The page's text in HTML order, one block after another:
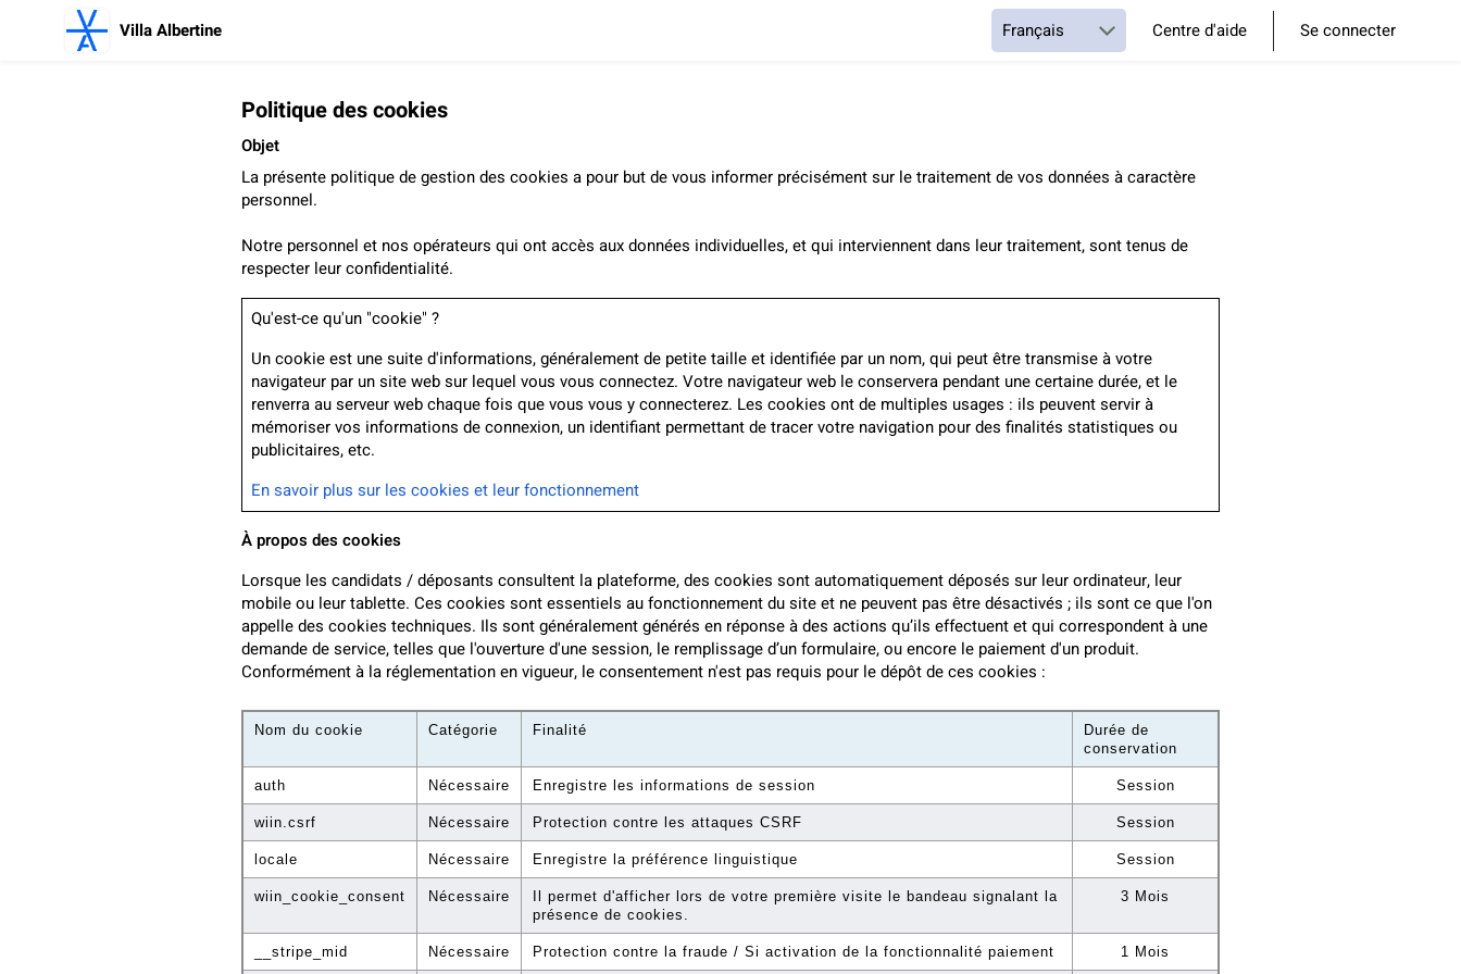
Villa Albertine Centre d'aide Se connecter
Politique des cookies
Objet
La présente politique de gestion des cookies a pour but de vous informer précisément sur le traitement de vos données à caractère
personnel.
Notre personnel et nos opérateurs qui ont accès aux données individuelles, et qui interviennent dans leur traitement, sont tenus de
respecter leur confidentialité.
Qu'est-ce qu'un "cookie" ?
Un cookie est une suite d'informations, généralement de petite taille et identifiée par un nom, qui peut être transmise à votre
navigateur par un site web sur lequel vous vous connectez. Votre navigateur web le conservera pendant une certaine durée, et le
renverra au serveur web chaque fois que vous vous y connecterez. Les cookies ont de multiples usages : ils peuvent servir à
mémoriser vos informations de connexion, un identifiant permettant de tracer votre navigation pour des finalités statistiques ou
publicitaires, etc.
En savoir plus sur les cookies et leur fonctionnement
À propos des cookies
Lorsque les candidats / déposants consultent la plateforme, des cookies sont automatiquement déposés sur leur ordinateur, leur
mobile ou leur tablette. Ces cookies sont essentiels au fonctionnement du site et ne peuvent pas être désactivés ; ils sont ce que l'on
appelle des cookies techniques. Ils sont généralement générés en réponse à des actions qu’ils effectuent et qui correspondent à une
demande de service, telles que l'ouverture d'une session, le remplissage d’un formulaire, ou encore le paiement d'un produit.
Conformément à la réglementation en vigueur, le consentement n'est pas requis pour le dépôt de ces cookies :
Nom du cookie Catégorie Finalité
Durée de
conservation
auth Nécessaire Enregistre les informations de session Session
wiin.csrf Nécessaire Protection contre les attaques CSRF Session
locale Nécessaire Enregistre la préférence linguistique Session
wiin_cookie_consent Nécessaire
Il permet d'afficher lors de votre première visite le bandeau signalant la
présence de cookies.
3 Mois
__stripe_mid Nécessaire Protection contre la fraude / Si activation de la fonctionnalité paiement 1 Mois